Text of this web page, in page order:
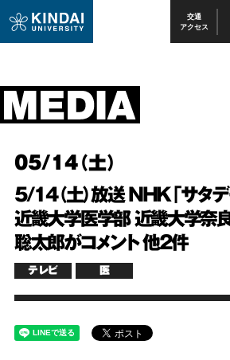
交通
アクセス
05/14（土）
5/14（土）放送 NHK「サタデ
近畿大学医学部 近畿大学奈
聡太郎がコメント 他2件
テレビ 医